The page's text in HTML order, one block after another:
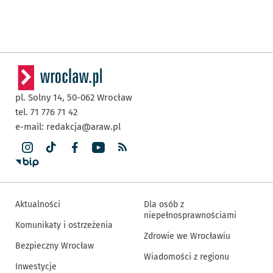
pl. Solny 14, 50-062 Wrocław
tel. 71 776 71 42
e-mail: redakcja@araw.pl
Aktualności
Komunikaty i ostrzeżenia
Bezpieczny Wrocław
Inwestycje
Dla osób z
niepełnosprawnościami
Zdrowie we Wrocławiu
Wiadomości z regionu